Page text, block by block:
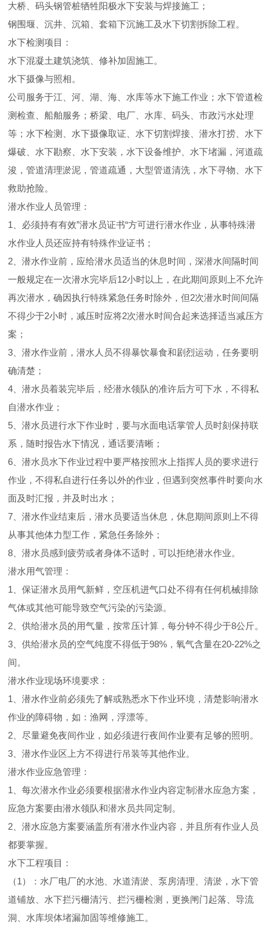
大桥、码头钢管桩牺牲阳极水下安装与焊接施工；
钢围堰、沉井、沉箱、套箱下沉施工及水下切割拆除工程。
水下检测项目：
水下混凝土建筑浇筑、修补加固施工。
水下摄像与照相。
公司服务于江、河、湖、海、水库等水下施工作业；水下管道检
测检查、船舶服务；桥梁、电厂、水库、码头、市政污水处理
等；水下检测、水下摄像取证、水下切割焊接、潜水打捞、水下
爆破、水下勘察、水下安装，水下设备维护、水下堵漏，河道疏
浚，管道清理淤泥，管道疏通，大型管道清洗，水下寻物、水下
救助抢险。
潜水作业人员管理：
1、必须持有有效”潜水员证书“方可进行潜水作业，从事特殊潜
水作业人员还应持有特殊作业证书；
2、潜水作业前，应给潜水员适当的休息时间，深潜水间隔时间
一般规定在一次潜水完毕后12小时以上，在此期间原则上不允许
再次潜水，确因执行特殊紧急任务时除外，但2次潜水时间间隔
不得少于2小时，减压时应将2次潜水时间合起来选择适当减压方
案；
3、潜水作业前，潜水人员不得暴饮暴食和剧烈运动，任务要明
确清楚；
4、潜水员着装完毕后，经潜水领队的准许后方可下水，不得私
自潜水作业；
5、潜水员进行水下作业时，要与水面电话掌管人员时刻保持联
系，随时报告水下情况，通话要清晰；
6、潜水员水下作业过程中要严格按照水上指挥人员的要求进行
作业，不得私自进行任务以外的作业，但遇到突然事件时要向水
面及时汇报，并及时出水；
7、潜水作业结束后，潜水员要适当休息，休息期间原则上不得
从事其他体力型工作，紧急任务除外；
8、潜水员感到疲劳或者身体不适时，可以拒绝潜水作业。
潜水用气管理：
1、保证潜水员用气新鲜，空压机进气口处不得有任何机械排除
气体或其他可能导致空气污染的污染源。
2、供给潜水员的用气量，按常压计算，每分钟不得少于8公斤。
3、供给潜水员的空气纯度不得低于98%，氧气含量在20-22%之
间。
潜水作业现场环境要求：
1、潜水作业前必须先了解或熟悉水下作业环境，清楚影响潜水
作业的障碍物，如：渔网，浮漂等。
2、尽量避免夜间作业，如必须进行夜间作业要有足够的照明。
3、潜水作业区上方不得进行吊装等其他作业。
潜水作业应急管理：
1、每次潜水作业必须要根据潜水作业内容定制潜水应急方案，
应急方案要由潜水领队和潜水员共同定制。
2、潜水应急方案要涵盖所有潜水作业内容，并且所有作业人员
都要掌握。
水下工程项目：
（1）：水厂电厂的水池、水道清淤、泵房清理、清淤，水下管
道铺放、水下拦污栅清污、拦污栅检测，更换闸门起落、导流
洞、水库坝体堵漏加固等维修施工。